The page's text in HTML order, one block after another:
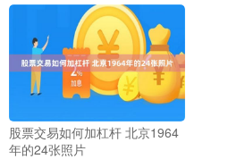
股票交易如何加杠杆 北京1964
年的24张照片